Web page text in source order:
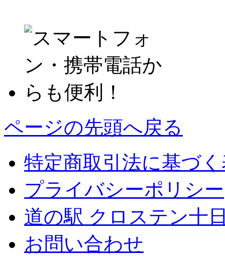
ページの先頭へ戻る
特定商取引法に基づ
プライバシーポリシー
道の駅 クロステン十
お問い合わせ